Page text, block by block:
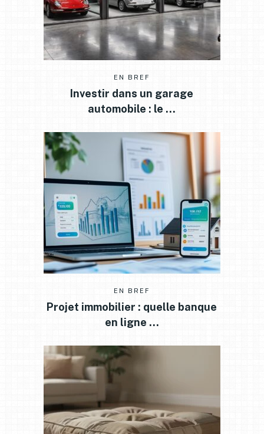
EN BREF
Investir dans un garage
automobile : le …
EN BREF
Projet immobilier : quelle banque
en ligne …